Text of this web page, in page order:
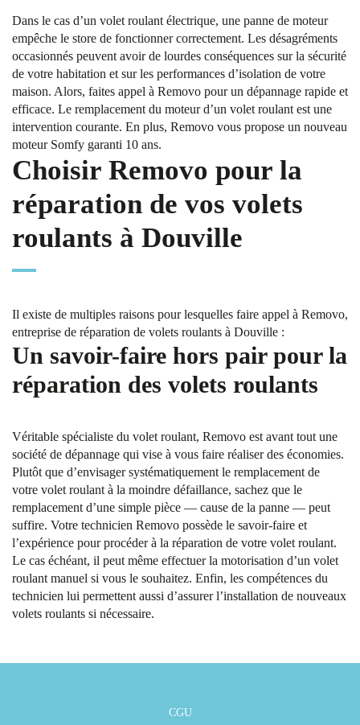
Dans le cas d’un volet roulant électrique, une panne de moteur
empêche le store de fonctionner correctement. Les désagréments
occasionnés peuvent avoir de lourdes conséquences sur la sécurité
de votre habitation et sur les performances d’isolation de votre
maison. Alors, faites appel à Removo pour un dépannage rapide et
efficace. Le remplacement du moteur d’un volet roulant est une
intervention courante. En plus, Removo vous propose un nouveau
moteur Somfy garanti 10 ans.
Choisir Removo pour la
réparation de vos volets
roulants à Douville
Il existe de multiples raisons pour lesquelles faire appel à Removo,
entreprise de réparation de volets roulants à Douville :
Un savoir-faire hors pair pour la
réparation des volets roulants
Véritable spécialiste du volet roulant, Removo est avant tout une
société de dépannage qui vise à vous faire réaliser des économies.
Plutôt que d’envisager systématiquement le remplacement de
votre volet roulant à la moindre défaillance, sachez que le
remplacement d’une simple pièce — cause de la panne — peut
suffire. Votre technicien Removo possède le savoir-faire et
l’expérience pour procéder à la réparation de votre volet roulant.
Le cas échéant, il peut même effectuer la motorisation d’un volet
roulant manuel si vous le souhaitez. Enfin, les compétences du
technicien lui permettent aussi d’assurer l’installation de nouveaux
volets roulants si nécessaire.
CGU